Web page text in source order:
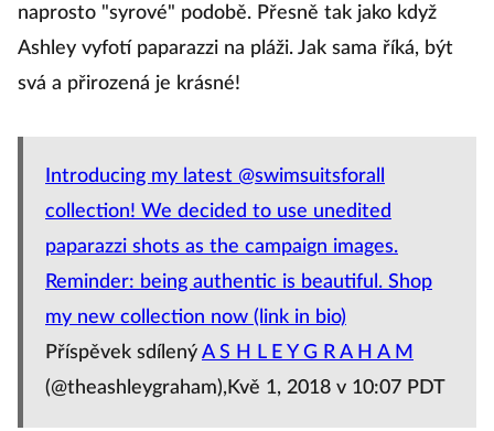
naprosto "syrové" podobě. Přesně tak jako když
Ashley vyfotí paparazzi na pláži. Jak sama říká, být
svá a přirozená je krásné!
Introducing my latest @swimsuitsforall
collection! We decided to use unedited
paparazzi shots as the campaign images.
Reminder: being authentic is beautiful. Shop
my new collection now (link in bio)
Příspěvek sdílený A S H L E Y G R A H A M
(@theashleygraham),Kvě 1, 2018 v 10:07 PDT